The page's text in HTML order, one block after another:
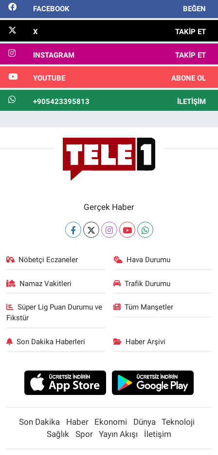
FACEBOOK BEĞEN
X TAKIP ET
INSTAGRAM TAKIP ET
YOUTUBE ABONE OL
+905423395813 İLETIŞIM
Gerçek Haber
Nöbetçi Eczaneler Hava Durumu
Namaz Vakitleri Trafik Durumu
Süper Lig Puan Durumu ve
Fikstür
Tüm Manşetler
Son Dakika Haberleri Haber Arşivi
Son Dakika Haber Ekonomi Dünya
Teknoloji
Sağlık
Spor Yayın Akışı İletişim